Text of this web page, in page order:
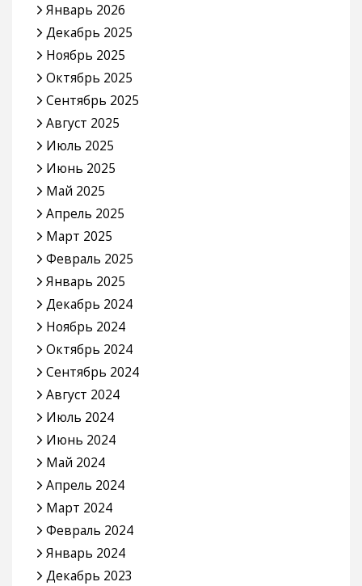
Январь 2026
Декабрь 2025
Ноябрь 2025
Октябрь 2025
Сентябрь 2025
Август 2025
Июль 2025
Июнь 2025
Май 2025
Апрель 2025
Март 2025
Февраль 2025
Январь 2025
Декабрь 2024
Ноябрь 2024
Октябрь 2024
Сентябрь 2024
Август 2024
Июль 2024
Июнь 2024
Май 2024
Апрель 2024
Март 2024
Февраль 2024
Январь 2024
Декабрь 2023